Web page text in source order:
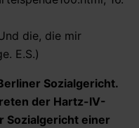
die, die mir
E.S.)
Sozialgericht.
der Hartz-IV-
Sozialgericht einer